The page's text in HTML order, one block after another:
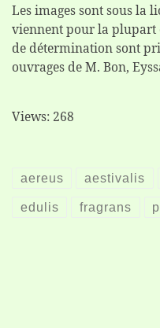
Les images sont sous la
viennent pour la plupart
de détermination sont
ouvrages de M. Bon,
Views: 268
aereus aestivalis
edulis fragrans